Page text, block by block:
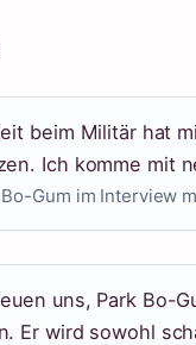
beim Militär hat
Ich komme mit
Gum im Interview
uns, Park Bo-
Er wird sowohl